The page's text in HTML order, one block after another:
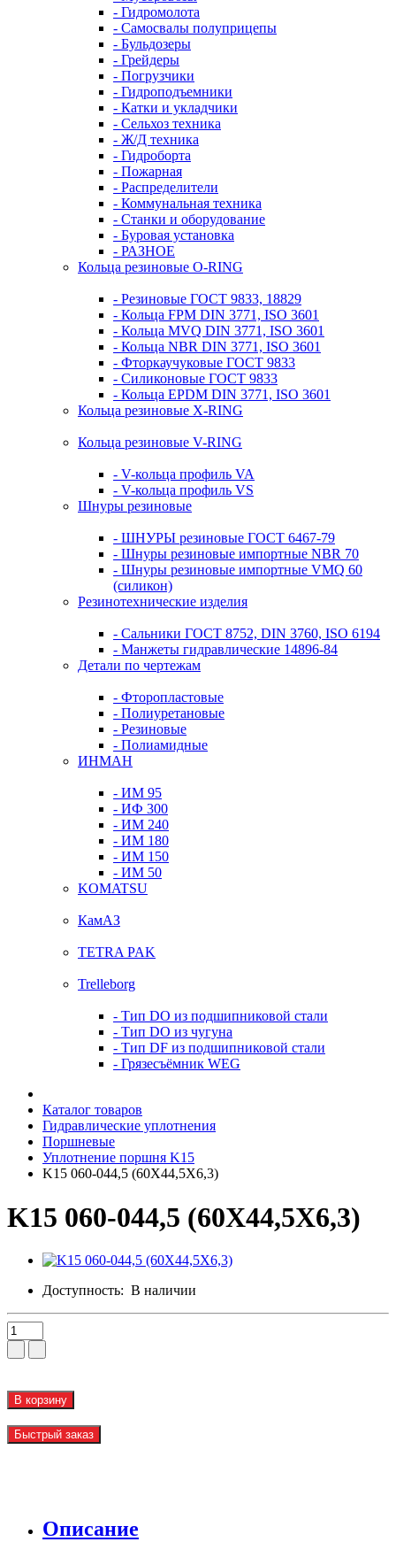
- Гидромолота
- Самосвалы полуприцепы
- Бульдозеры
- Грейдеры
- Погрузчики
- Гидроподъемники
- Катки и укладчики
- Сельхоз техника
- Ж/Д техника
- Гидроборта
- Пожарная
- Распределители
- Коммунальная техника
- Станки и оборудование
- Буровая установка
- РАЗНОЕ
Кольца резиновые O-RING
- Резиновые ГОСТ 9833, 18829
- Кольца FPM DIN 3771, ISO 3601
- Кольца MVQ DIN 3771, ISO 3601
- Кольца NBR DIN 3771, ISO 3601
- Фторкаучуковые ГОСТ 9833
- Силиконовые ГОСТ 9833
- Кольца EPDM DIN 3771, ISO 3601
Кольца резиновые Х-RING
Кольца резиновые V-RING
- V-кольца профиль VA
- V-кольца профиль VS
Шнуры резиновые
- ШНУРЫ резиновые ГОСТ 6467-79
- Шнуры резиновые импортные NBR 70
- Шнуры резиновые импортные VMQ 60
(силикон)
Резинотехнические изделия
- Сальники ГОСТ 8752, DIN 3760, ISO 6194
- Манжеты гидравлические 14896-84
Детали по чертежам
- Фторопластовые
- Полиуретановые
- Резиновые
- Полиамидные
ИНМАН
- ИМ 95
- ИФ 300
- ИМ 240
- ИМ 180
- ИМ 150
- ИМ 50
KOMATSU
КамАЗ
TETRA PAK
Trelleborg
- Тип DO из подшипниковой стали
- Тип DO из чугуна
- Тип DF из подшипниковой стали
- Грязесъёмник WEG
Каталог товаров
Гидравлические уплотнения
Поршневые
Уплотнение поршня K15
K15 060-044,5 (60X44,5X6,3)
K15 060-044,5 (60X44,5X6,3)
Доступность: В наличии
В корзину
Быстрый заказ
Описание